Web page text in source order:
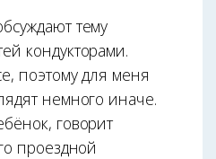
тему
кондукторами.
поэтому для меня
немного иначе.
говорит
проездной